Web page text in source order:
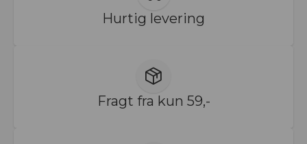
Hurtig levering
Fragt fra kun 59,-